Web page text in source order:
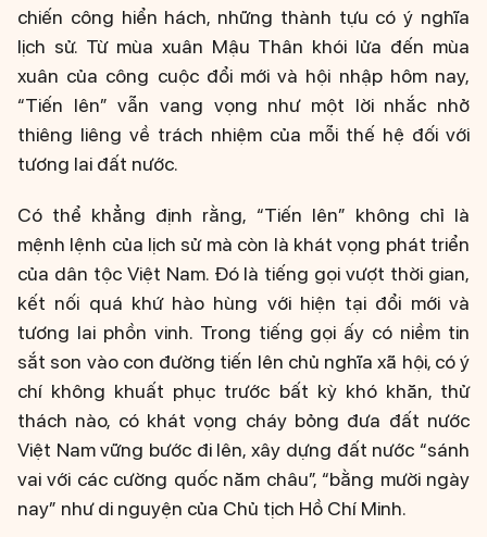
chiến công hiển hách, những thành tựu có ý nghĩa
lịch sử. Từ mùa xuân Mậu Thân khói lửa đến mùa
xuân của công cuộc đổi mới và hội nhập hôm nay,
“Tiến lên” vẫn vang vọng như một lời nhắc nhở
thiêng liêng về trách nhiệm của mỗi thế hệ đối với
tương lai đất nước.
Có thể khẳng định rằng, “Tiến lên” không chỉ là
mệnh lệnh của lịch sử mà còn là khát vọng phát triển
của dân tộc Việt Nam. Đó là tiếng gọi vượt thời gian,
kết nối quá khứ hào hùng với hiện tại đổi mới và
tương lai phồn vinh. Trong tiếng gọi ấy có niềm tin
sắt son vào con đường tiến lên chủ nghĩa xã hội, có ý
chí không khuất phục trước bất kỳ khó khăn, thử
thách nào, có khát vọng cháy bỏng đưa đất nước
Việt Nam vững bước đi lên, xây dựng đất nước “sánh
vai với các cường quốc năm châu”, “bằng mười ngày
nay” như di nguyện của Chủ tịch Hồ Chí Minh.